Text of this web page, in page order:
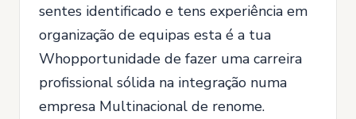
sentes identificado e tens experiência em
organização de equipas esta é a tua
Whopportunidade de fazer uma carreira
profissional sólida na integração numa
empresa Multinacional de renome.